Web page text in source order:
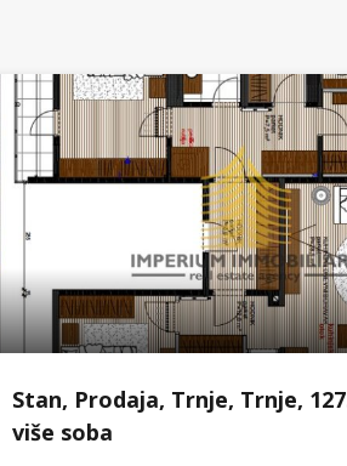
Stan, Prodaja, Trnje, Trnje,
više soba